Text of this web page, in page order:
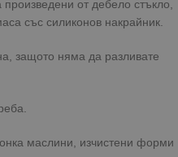
от дебело стъкло,
със силиконов накрайник.
защото няма да разливате
маслини, изчистени форми